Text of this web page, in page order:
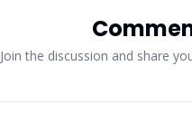
Join the discussion and share